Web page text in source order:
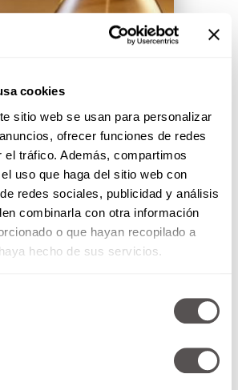
cookies
sitio web se usan para personalizar
ofrecer funciones de redes
el tráfico. Además, compartimos
uso que haga del sitio web con
redes sociales, publicidad y análisis
combinarla con otra información
o que hayan recopilado a
hecho de sus servicios.
que quieres, pero no lo
haces ¿por qué?
años llevan diciendo
a cambiar, ahorrar, viajar
de pesa? Pero nada de
eso pasa.